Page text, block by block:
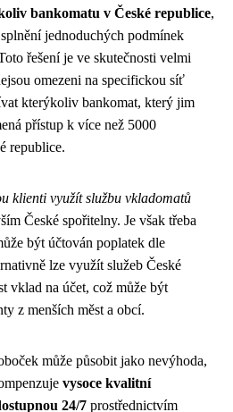
bankomatu v České republice,
jednoduchých podmínek
řešení je ve skutečnosti velmi
omezeni na specifickou síť
kterýkoliv bankomat, který jim
přístup k více než 5000
republice.
klienti využít službu vkladomatů
České spořitelny. Je však třeba
být účtován poplatek dle
lze využít služeb České
vklad na účet, což může být
z menších měst a obcí.
může působit jako nevýhoda,
vysoce kvalitní
24/7 prostřednictvím